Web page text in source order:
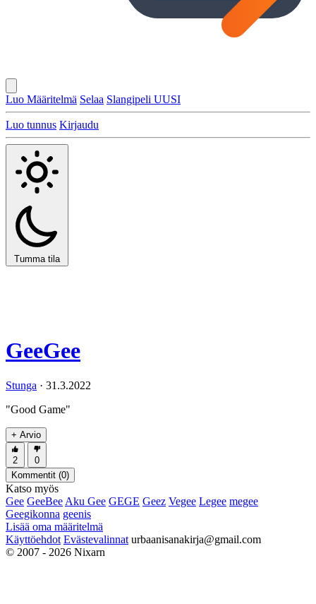
Luo Määritelmä Selaa Slangipeli UUSI
Luo tunnus Kirjaudu
Tumma tila
GeeGee
Stunga · 31.3.2022
"Good Game"
+ Arvio
2
0
Kommentit (0)
Katso myös
Gee GeeBee Aku Gee GEGE Geez Vegee Legee megee
Geegikonna geenis
Lisää oma määritelmä
Käyttöehdot Evästevalinnat urbaanisanakirja@gmail.com
© 2007 - 2026 Nixarn